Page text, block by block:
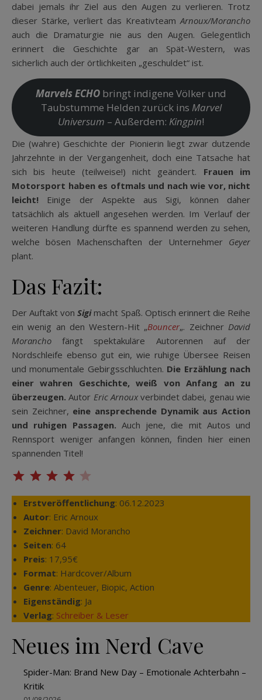
dabei jemals ihr Ziel aus den Augen zu verlieren. Trotz
dieser Stärke, verliert das KreativteamArnoux/Morancho
auch die Dramaturgie nie aus den Augen. Gelegentlich
erinnert die Geschichte gar an Spät-Western, was
sicherlich auch der örtlichkeiten „geschuldet“ ist.
Marvels ECHO bringt indigene Völker und
Taubstumme Helden zurück ins Marvel
Universum – Außerdem: Kingpin!
Die (wahre) Geschichte der Pionierin liegt zwar dutzende
Jahrzehnte in der Vergangenheit, doch eine Tatsache hat
sich bis heute (teilweise!) nicht geändert. Frauen im
Motorsport haben es oftmals und nach wie vor, nicht
leicht! Einige der Aspekte aus Sigi, können daher
tatsächlich als aktuell angesehen werden. Im Verlauf der
weiteren Handlung dürfte es spannend werden zu sehen,
welche bösen Machenschaften der Unternehmer Geyer
plant.
Das Fazit:
Der Auftakt vonSigimacht Spaß. Optisch erinnert die Reihe
ein wenig an den Western-Hit „Bouncer„. Zeichner David
Morancho fängt spektakuläre Autorennen auf der
Nordschleife ebenso gut ein, wie ruhige Übersee Reisen
und monumentale Gebirgsschluchten. Die Erzählung nach
einer wahren Geschichte, weiß von Anfang an zu
überzeugen. Autor Eric Arnouxverbindet dabei, genau wie
sein Zeichner, eine ansprechende Dynamik aus Action
und ruhigen Passagen. Auch jene, die mit Autos und
Rennsport weniger anfangen können, finden hier einen
spannenden Titel!
⭐ ⭐
Erstveröffentlichung: 06.12.2023
Autor: Eric Arnoux
Zeichner: David Morancho
Seiten: 64
Preis: 17,95€
Format: Hardcover/Album
Genre: Abenteuer, Biopic, Action
Eigenständig: Ja
Verlag: Schreiber & Leser
Neues im Nerd Cave
Spider-Man: Brand New Day – Emotionale Achterbahn –
Kritik